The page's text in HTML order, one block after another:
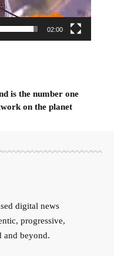
02:00
is the number one
on the planet
digital news
progressive,
and beyond.